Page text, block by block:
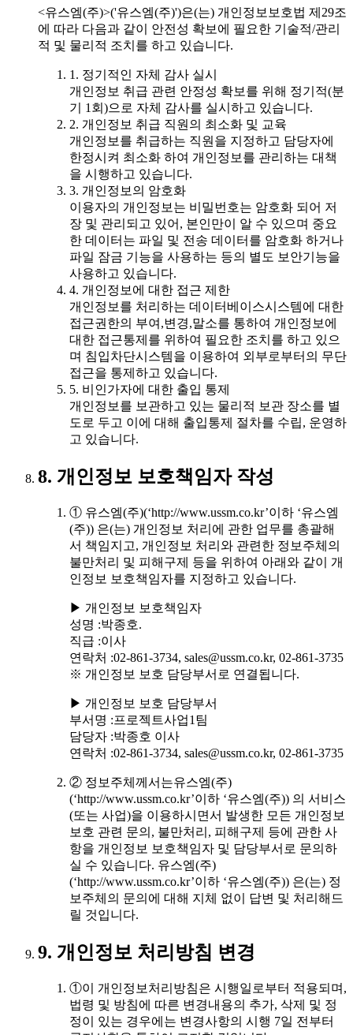
<유스엠(주)>('유스엠(주)')은(는) 개인정보보호법 제29조
에 따라 다음과 같이 안전성 확보에 필요한 기술적/관리
적 및 물리적 조치를 하고 있습니다.
1. 정기적인 자체 감사 실시
개인정보 취급 관련 안정성 확보를 위해 정기적(분
기 1회)으로 자체 감사를 실시하고 있습니다.
2. 개인정보 취급 직원의 최소화 및 교육
개인정보를 취급하는 직원을 지정하고 담당자에
한정시켜 최소화 하여 개인정보를 관리하는 대책
을 시행하고 있습니다.
3. 개인정보의 암호화
이용자의 개인정보는 비밀번호는 암호화 되어 저
장 및 관리되고 있어, 본인만이 알 수 있으며 중요
한 데이터는 파일 및 전송 데이터를 암호화 하거나
파일 잠금 기능을 사용하는 등의 별도 보안기능을
사용하고 있습니다.
4. 개인정보에 대한 접근 제한
개인정보를 처리하는 데이터베이스시스템에 대한
접근권한의 부여,변경,말소를 통하여 개인정보에
대한 접근통제를 위하여 필요한 조치를 하고 있으
며 침입차단시스템을 이용하여 외부로부터의 무단
접근을 통제하고 있습니다.
5. 비인가자에 대한 출입 통제
개인정보를 보관하고 있는 물리적 보관 장소를 별
도로 두고 이에 대해 출입통제 절차를 수립, 운영하
고 있습니다.
8. 개인정보 보호책임자 작성
① 유스엠(주)(‘http://www.ussm.co.kr’이하 ‘유스엠
(주)) 은(는) 개인정보 처리에 관한 업무를 총괄해
서 책임지고, 개인정보 처리와 관련한 정보주체의
불만처리 및 피해구제 등을 위하여 아래와 같이 개
인정보 보호책임자를 지정하고 있습니다.
▶ 개인정보 보호책임자
성명 :박종호.
직급 :이사
연락처 :02-861-3734, sales@ussm.co.kr, 02-861-3735
※ 개인정보 보호 담당부서로 연결됩니다.
▶ 개인정보 보호 담당부서
부서명 :프로젝트사업1팀
담당자 :박종호 이사
연락처 :02-861-3734, sales@ussm.co.kr, 02-861-3735
② 정보주체께서는유스엠(주)
(‘http://www.ussm.co.kr’이하 ‘유스엠(주)) 의 서비스
(또는 사업)을 이용하시면서 발생한 모든 개인정보
보호 관련 문의, 불만처리, 피해구제 등에 관한 사
항을 개인정보 보호책임자 및 담당부서로 문의하
실 수 있습니다. 유스엠(주)
(‘http://www.ussm.co.kr’이하 ‘유스엠(주)) 은(는) 정
보주체의 문의에 대해 지체 없이 답변 및 처리해드
릴 것입니다.
9. 개인정보 처리방침 변경
①이 개인정보처리방침은 시행일로부터 적용되며,
법령 및 방침에 따른 변경내용의 추가, 삭제 및 정
정이 있는 경우에는 변경사항의 시행 7일 전부터